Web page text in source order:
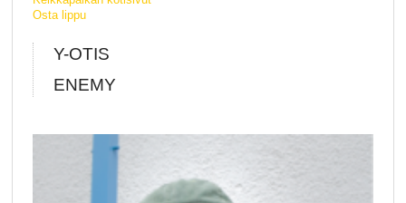
Osta lippu
Y-OTIS
ENEMY